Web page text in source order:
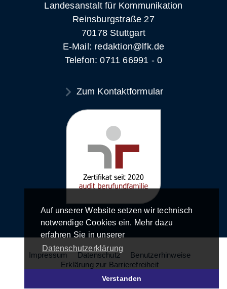
Auf unserer Website setzen wir technisch
notwendige Cookies ein. Mehr dazu
erfahren Sie in unserer
Datenschutzerklärung
Verstanden
Landesanstalt für Kommunikation
Reinsburgstraße 27
70178 Stuttgart
E-Mail: redaktion@lfk.de
Telefon: 0711 66991 - 0
Zum Kontaktformular
Impressum Datenschutz
Benutzerhinweise
Erklärung zur Barrierefreiheit
© LFK - Landesanstalt für Kommunikation 2026